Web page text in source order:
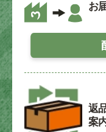
お
返
案